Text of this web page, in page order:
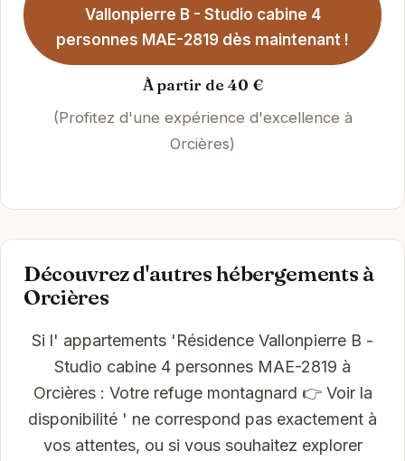
Vallonpierre B - Studio cabine 4
personnes MAE-2819 dès maintenant !
À partir de 40 €
(Profitez d'une expérience d'excellence à
Orcières)
Découvrez d'autres hébergements à
Orcières
Si l' appartements 'Résidence Vallonpierre B -
Studio cabine 4 personnes MAE-2819 à
Orcières : Votre refuge montagnard 👉 Voir la
disponibilité ' ne correspond pas exactement à
vos attentes, ou si vous souhaitez explorer